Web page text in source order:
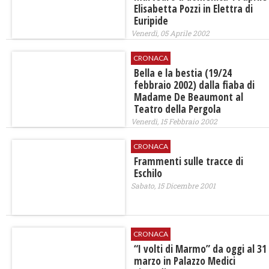
Elisabetta Pozzi in Elettra di
Euripide
Venerdì, 05 Aprile 2002
CRONACA
Bella e la bestia (19/24
febbraio 2002) dalla fiaba di
Madame De Beaumont al
Teatro della Pergola
Venerdì, 15 Febbraio 2002
CRONACA
Frammenti sulle tracce di
Eschilo
Sabato, 15 Dicembre 2001
CRONACA
“I volti di Marmo” da oggi al 31
marzo in Palazzo Medici